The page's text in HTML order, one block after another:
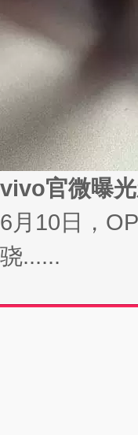
vivo官微曝
6月10日，
骁......